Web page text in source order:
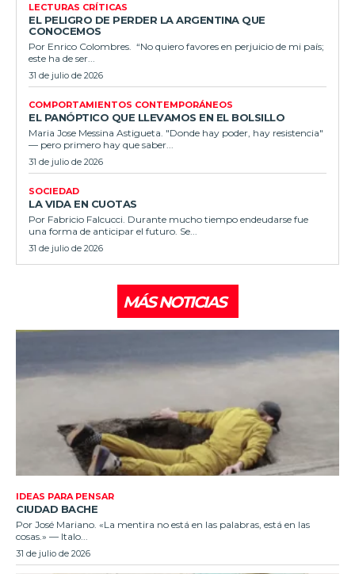
LECTURAS CRÍTICAS
EL PELIGRO DE PERDER LA ARGENTINA QUE
CONOCEMOS
Por Enrico Colombres. “No quiero favores en perjuicio de mi país;
este ha de ser...
31 de julio de 2026
COMPORTAMIENTOS CONTEMPORÁNEOS
EL PANÓPTICO QUE LLEVAMOS EN EL BOLSILLO
Maria Jose Messina Astigueta. "Donde hay poder, hay resistencia"
— pero primero hay que saber...
31 de julio de 2026
SOCIEDAD
LA VIDA EN CUOTAS
Por Fabricio Falcucci. Durante mucho tiempo endeudarse fue
una forma de anticipar el futuro. Se...
31 de julio de 2026
MÁS NOTICIAS
IDEAS PARA PENSAR
CIUDAD BACHE
Por José Mariano. «La mentira no está en las palabras, está en las
cosas.» — Italo...
31 de julio de 2026